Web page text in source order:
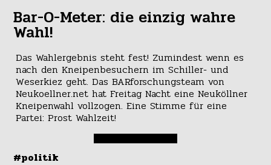
Bar-O-Meter: die einzig wahre
Wahl!
Das Wahlergebnis steht fest! Zumindest wenn es
nach den Kneipenbesuchern im Schiller- und
Weserkiez geht. Das BARforschungsteam von
Neukoellner.net hat Freitag Nacht eine Neuköllner
Kneipenwahl vollzogen. Eine Stimme für eine
Partei: Prost Wahlzeit!
#politik